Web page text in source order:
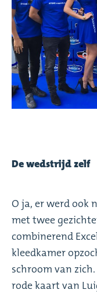
De wedstrijd zelf
O ja, er werd ook
met twee
combinerend
kleedkamer
schroom van
rode kaart van